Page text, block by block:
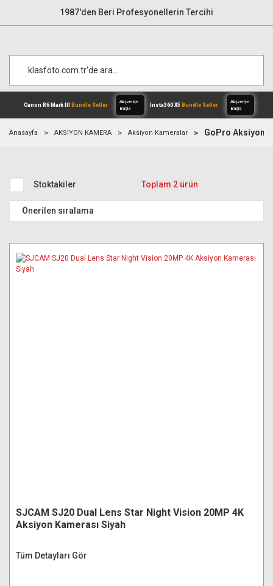
1987'den Beri Profesyonellerin Tercihi
Anasayfa AKSİYON KAMERA Aksiyon Kameralar GoPro Aksiyon
Stoktakiler Toplam 2 ürün
SJCAM SJ20 Dual Lens Star Night Vision 20MP 4K
Aksiyon Kamerası Siyah
Tüm Detayları Gör